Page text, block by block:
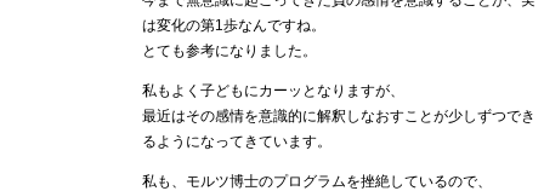
は変化の第1歩なんですね。
とても参考になりました。
私もよく子どもにカーッとなりますが、
最近はその感情を意識的に解釈しなおすことが少しずつでき
るようになってきています。
私も、モルツ博士のプログラムを挫絶しているので、